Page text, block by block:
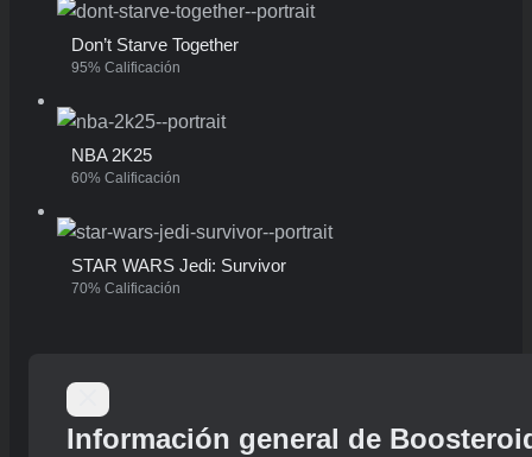
Don’t Starve Together
95% Calificación
NBA 2K25
60% Calificación
STAR WARS Jedi: Survivor
70% Calificación
Información general de